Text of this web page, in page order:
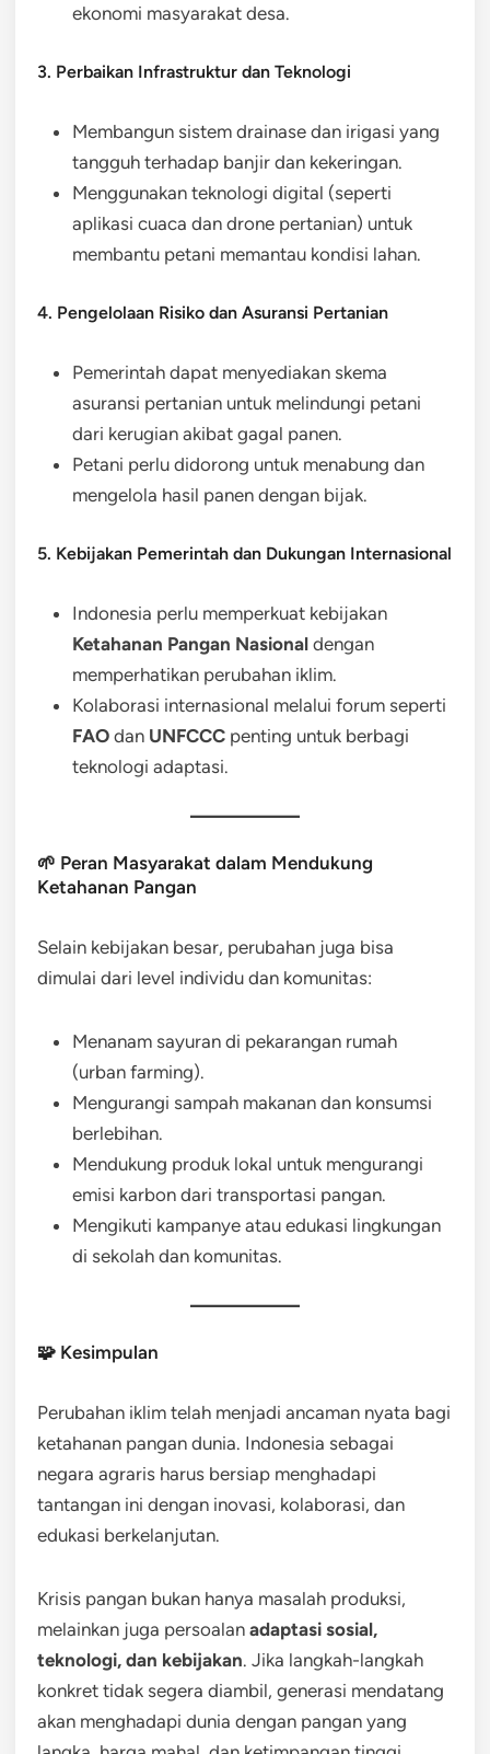
ekonomi masyarakat desa.
3. Perbaikan Infrastruktur dan Teknologi
Membangun sistem drainase dan irigasi yang
tangguh terhadap banjir dan kekeringan.
Menggunakan teknologi digital (seperti
aplikasi cuaca dan drone pertanian) untuk
membantu petani memantau kondisi lahan.
4. Pengelolaan Risiko dan Asuransi Pertanian
Pemerintah dapat menyediakan skema
asuransi pertanian untuk melindungi petani
dari kerugian akibat gagal panen.
Petani perlu didorong untuk menabung dan
mengelola hasil panen dengan bijak.
5. Kebijakan Pemerintah dan Dukungan Internasional
Indonesia perlu memperkuat kebijakan
Ketahanan Pangan Nasional dengan
memperhatikan perubahan iklim.
Kolaborasi internasional melalui forum seperti
FAO dan UNFCCC penting untuk berbagi
teknologi adaptasi.
🌱 Peran Masyarakat dalam Mendukung
Ketahanan Pangan
Selain kebijakan besar, perubahan juga bisa
dimulai dari level individu dan komunitas:
Menanam sayuran di pekarangan rumah
(urban farming).
Mengurangi sampah makanan dan konsumsi
berlebihan.
Mendukung produk lokal untuk mengurangi
emisi karbon dari transportasi pangan.
Mengikuti kampanye atau edukasi lingkungan
di sekolah dan komunitas.
🧩 Kesimpulan
Perubahan iklim telah menjadi ancaman nyata bagi
ketahanan pangan dunia. Indonesia sebagai
negara agraris harus bersiap menghadapi
tantangan ini dengan inovasi, kolaborasi, dan
edukasi berkelanjutan.
Krisis pangan bukan hanya masalah produksi,
melainkan juga persoalan adaptasi sosial,
teknologi, dan kebijakan. Jika langkah-langkah
konkret tidak segera diambil, generasi mendatang
akan menghadapi dunia dengan pangan yang